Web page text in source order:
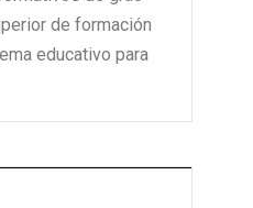
de formación
educativo para